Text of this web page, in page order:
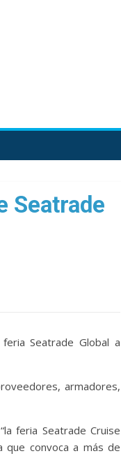
Seatrade
Seatrade Global a
armadores,
feria Seatrade Cruise
convoca a más de